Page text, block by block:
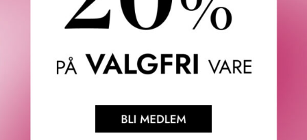
259KR
Våre kunder om oss